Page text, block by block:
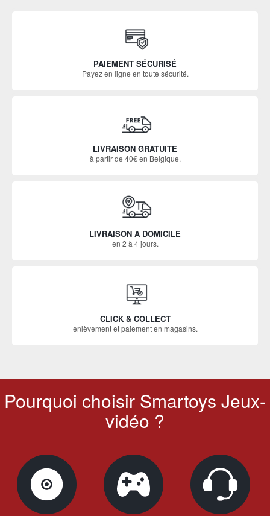
PAIEMENT SÉCURISÉ
Payez en ligne en toute sécurité.
LIVRAISON GRATUITE
à partir de 40€ en Belgique.
LIVRAISON À DOMICILE
en 2 à 4 jours.
CLICK & COLLECT
enlèvement et paiement en magasins.
Pourquoi choisir Smartoys Jeux-
vidéo ?